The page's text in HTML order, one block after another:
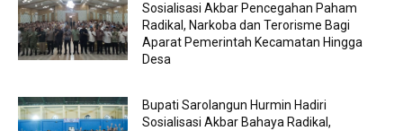
Sosialisasi Akbar Pencegahan Paham
Radikal, Narkoba dan Terorisme Bagi
Aparat Pemerintah Kecamatan Hingga
Desa
Bupati Sarolangun Hurmin Hadiri
Sosialisasi Akbar Bahaya Radikal,